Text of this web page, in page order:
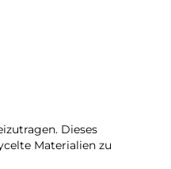
Dieses
Materialien zu